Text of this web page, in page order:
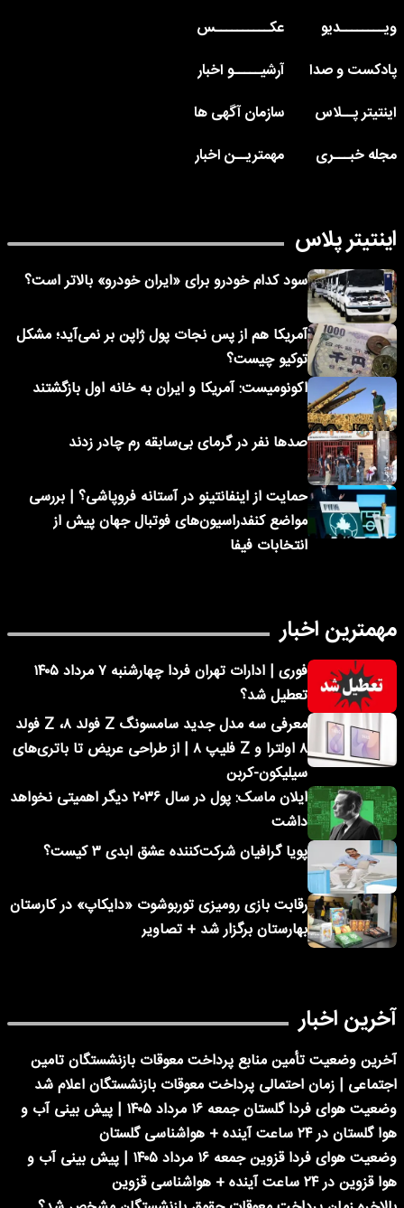
ویــــــــدیو
عکــــــــــس
پادکست و صدا
آرشیـــــو اخبار
اینتیتر پــلاس
سازمان آگهی ها
مجله خبـــری
مهمتریــن اخبار
اینتیتر پلاس
سود کدام خودرو برای «ایران خودرو» بالاتر است؟
آمریکا هم از پس نجات پول ژاپن بر نمی‌آید؛ مشکل
توکیو چیست؟
اکونومیست: آمریکا و ایران به خانه اول بازگشتند
صدها نفر در گرمای بی‌سابقه رم چادر زدند
حمایت از اینفانتینو در آستانه فروپاشی؟ | بررسی
مواضع کنفدراسیون‌های فوتبال جهان پیش از
انتخابات فیفا
مهمترین اخبار
فوری | ادارات تهران فردا چهارشنبه ۷ مرداد ۱۴۰۵
تعطیل شد؟
معرفی سه مدل جدید سامسونگ Z فولد ۸، Z فولد
۸ اولترا و Z فلیپ ۸ | از طراحی عریض تا باتری‌های
سیلیکون-کربن
ایلان ماسک: پول در سال ۲۰۳۶ دیگر اهمیتی نخواهد
داشت
پویا گرافیان شرکت‌کننده عشق ابدی ۳ کیست؟
رقابت بازی رومیزی توربوشوت «دایکاپ» در کارستان
بهارستان برگزار شد + تصاویر
آخرین اخبار
آخرین وضعیت تأمین منابع پرداخت معوقات بازنشستگان تامین
اجتماعی | زمان احتمالی پرداخت معوقات بازنشستگان اعلام شد
وضعیت هوای فردا گلستان جمعه ۱۶ مرداد ۱۴۰۵ | پیش بینی آب و
هوا گلستان در ۲۴ ساعت آینده + هواشناسی گلستان
وضعیت هوای فردا قزوین جمعه ۱۶ مرداد ۱۴۰۵ | پیش بینی آب و
هوا قزوین در ۲۴ ساعت آینده + هواشناسی قزوین